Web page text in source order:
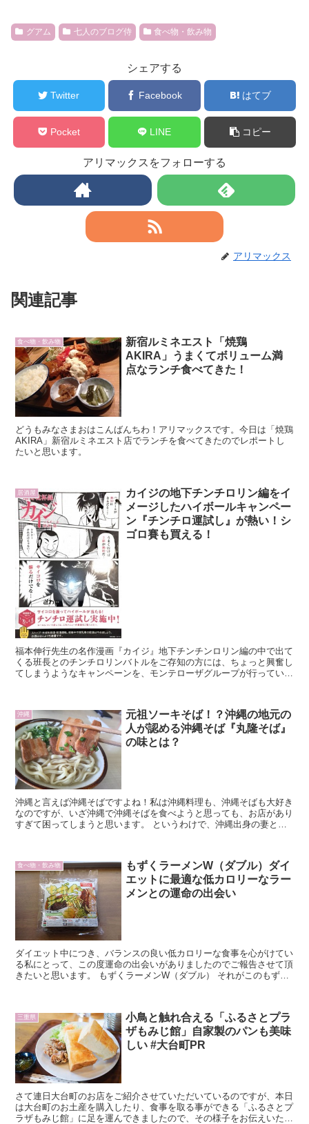
グアム 七人のブログ侍 食べ物・飲み物
シェアする
Twitter Facebook はてブ
Pocket LINE コピー
アリマックスをフォローする
アリマックス
関連記事
食べ物・飲み物
新宿ルミネエスト「焼鶏
AKIRA」うまくてボリューム満
点なランチ食べてきた！
どうもみなさまおはこんばんちわ！アリマックスです。今日は「焼鶏
AKIRA」新宿ルミネエスト店でランチを食べてきたのでレポートし
たいと思います。
居酒屋
カイジの地下チンチロリン編をイ
メージしたハイボールキャンペー
ン『チンチロ運試し』が熱い！シ
ゴロ賽も買える！
福本伸行先生の名作漫画『カイジ』地下チンチンロリン編の中で出て
くる班長とのチンチロリンバトルをご存知の方には、ちょっと興奮し
てしまうようなキャンペーンを、モンテローザグループが行っていま
沖縄
元祖ソーキそば！？沖縄の地元の
人が認める沖縄そば『丸隆そば』
の味とは？
沖縄と言えば沖縄そばですよね！私は沖縄料理も、沖縄そばも大好き
なのですが、いざ沖縄で沖縄そばを食べようと思っても、お店があり
すぎて困ってしまうと思います。 というわけで、沖縄出身の妻と沖
食べ物・飲み物
もずくラーメンW（ダブル）ダイ
エットに最適な低カロリーなラー
メンとの運命の出会い
ダイエット中につき、バランスの良い低カロリーな食事を心がけてい
る私にとって、この度運命の出会いがありましたのでご報告させて頂
きたいと思います。 もずくラーメンW（ダブル） それがこのもずく
三重県
小鳥と触れ合える「ふるさとプラ
ザもみじ館」自家製のパンも美味
しい #大台町PR
さて連日大台町のお店をご紹介させていただいているのですが、本日
は大台町のお土産を購入したり、食事を取る事ができる「ふるさとプ
ラザもみじ館」に足を運んできましたので、その様子をお伝えいたし